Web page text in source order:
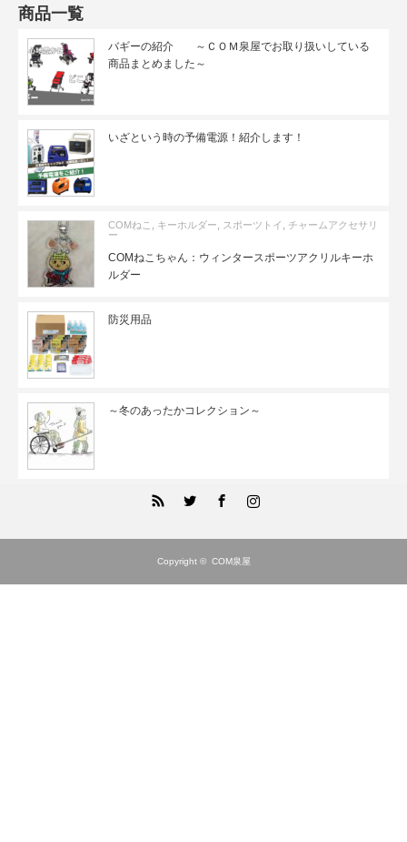
商品一覧
バギーの紹介 ～ＣＯＭ泉屋でお取り扱いしている
商品まとめました～
いざという時の予備電源！紹介します！
COMねこ , キーホルダー, スポーツトイ , チャームアクセサリ
ー
COMねこちゃん：ウィンタースポーツアクリルキーホ
ルダー
防災用品
～冬のあったかコレクション～
FacebookInstagram
Copyright © COM泉屋